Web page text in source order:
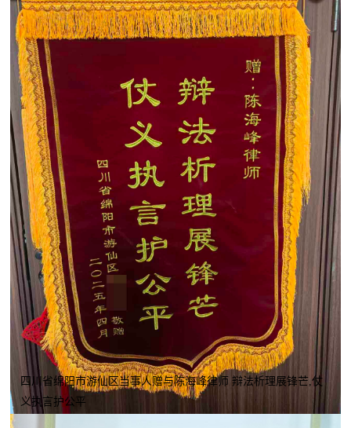
四川省绵阳市游仙区当事人赠与陈海峰律师 辩法析理展锋芒,仗
义执言护公平